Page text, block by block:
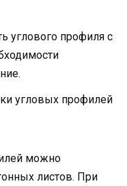
углового профиля с
угловых профилей
можно
листов. При